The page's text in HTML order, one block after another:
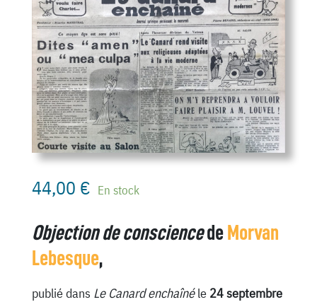
44,00 € En stock
Objection de conscience de Morvan
Lebesque,
publié dans Le Canard enchaînéle 24 septembre